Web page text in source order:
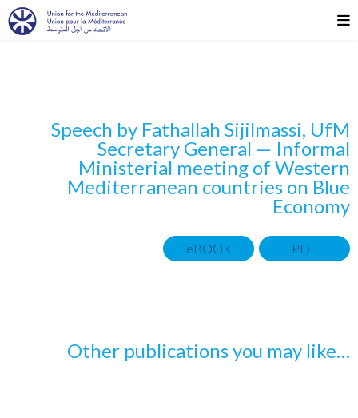
Speech by Fathallah Sijilmassi, UfM
Secretary General — Informal
Ministerial meeting of Western
Mediterranean countries on Blue
Economy
PDF
eBOOK
…Other publications you may like